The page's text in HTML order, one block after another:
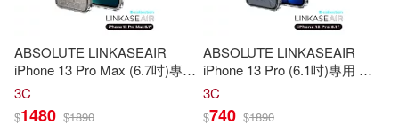
財政部中國財經出版傳媒集團(44)
Fhc(42) George(42)
中國科學技術大學出版社(243)
ABSOLUTE LINKASEAIR
iPhone 13 Pro Max (6.7吋)專用
電子蝕刻技術防摔抗變色抗菌
Pro Max專用
3C
$1480 $1890
ABSOLUTE LINKASEAIR
iPhone 13 Pro (6.1吋)專用 電
子蝕刻技術防摔抗變色抗菌大
用
3C
$740 $1890